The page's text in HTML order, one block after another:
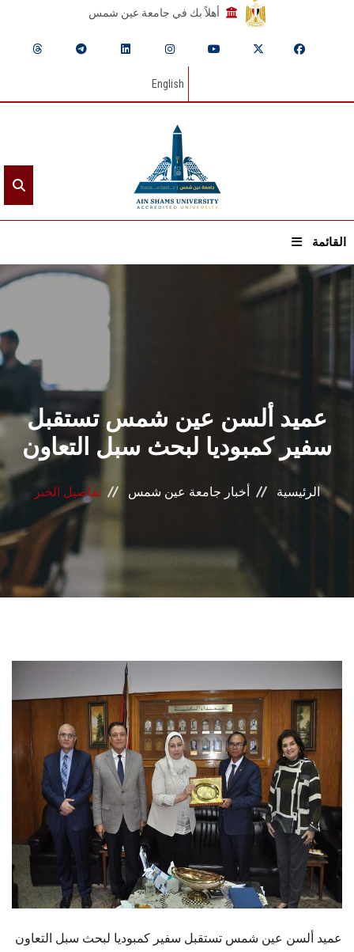
أهلاً بك في جامعة عين شمس
English
القائمة
الرئيسيـة
عن الجامعة
القطاعـات
الشئون الأكاديمية
البحث العلمي
الرعاية الصحية
المراكز والوحدات
الأنظمة الذكية
هيئة التدريس
الدراسات العليا
الخريجين
الموظفون
الزائـرون
عميد ألسن عين شمس تستقبل
سفير كمبوديا لبحث سبل التعاون
الرئيسية أخبار جامعة عين شمس تفاصيل الخبر
عميد ألسن عين شمس تستقبل سفير كمبوديا لبحث سبل التعاون